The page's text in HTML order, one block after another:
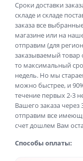
Сроки доставки
складе и складе
заказа все
магазине или на
отправим (для
заказываемый товар
то максимальный
недель. Но мы
можно быстрее, и
течение первых 2-3
Вашего заказа
отправим все
счет дошлем Вам
Способы оплаты: